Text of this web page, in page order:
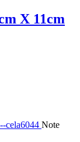
X 11cm
Note